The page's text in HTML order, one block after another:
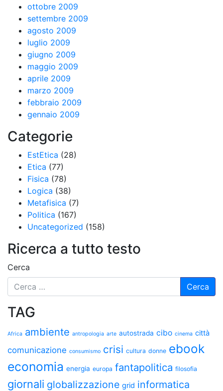
ottobre 2009
settembre 2009
agosto 2009
luglio 2009
giugno 2009
maggio 2009
aprile 2009
marzo 2009
febbraio 2009
gennaio 2009
Categorie
EstEtica (28)
Etica (77)
Fisica (78)
Logica (38)
Metafisica (7)
Politica (167)
Uncategorized (158)
Ricerca a tutto testo
Cerca
TAG
Africa ambiente antropologia arte autostrada cibo cinema città
comunicazione consumismo crisi cultura donne ebook
economia energia europa fantapolitica filosofia
giornali globalizzazione grid informatica